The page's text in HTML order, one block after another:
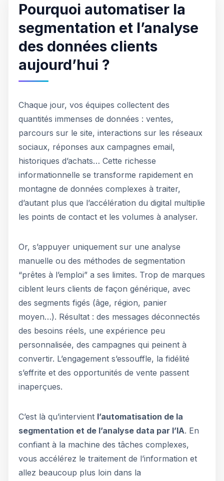
Pourquoi automatiser la
segmentation et l’analyse
des données clients
aujourd’hui ?
Chaque jour, vos équipes collectent des
quantités immenses de données : ventes,
parcours sur le site, interactions sur les réseaux
sociaux, réponses aux campagnes email,
historiques d’achats… Cette richesse
informationnelle se transforme rapidement en
montagne de données complexes à traiter,
d’autant plus que l’accélération du digital multiplie
les points de contact et les volumes à analyser.
Or, s’appuyer uniquement sur une analyse
manuelle ou des méthodes de segmentation
“prêtes à l’emploi” a ses limites. Trop de marques
ciblent leurs clients de façon générique, avec
des segments figés (âge, région, panier
moyen…). Résultat : des messages déconnectés
des besoins réels, une expérience peu
personnalisée, des campagnes qui peinent à
convertir. L’engagement s’essouffle, la fidélité
s’effrite et des opportunités de vente passent
inaperçues.
C’est là qu’intervient l’automatisation de la
segmentation et de l’analyse data par l’IA. En
confiant à la machine des tâches complexes,
vous accélérez le traitement de l’information et
allez beaucoup plus loin dans la